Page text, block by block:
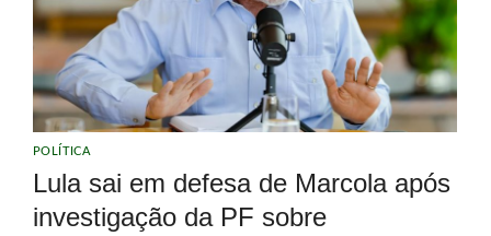
POLÍTICA
Lula sai em defesa de Marcola após
investigação da PF sobre